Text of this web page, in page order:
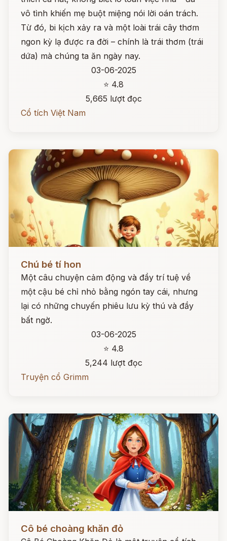
vô tình khiến mẹ buột miệng nói lời oán trách.
Từ đó, bi kịch xảy ra và một loài trái cây thơm
ngon kỳ lạ được ra đời – chính là trái thơm (trái
dứa) mà chúng ta ăn ngày nay.
03-06-2025
⭐ 4.8
5,665 lượt đọc
Cổ tích Việt Nam
Chú bé tí hon
Một câu chuyện cảm động và đầy trí tuệ về
một cậu bé chỉ nhỏ bằng ngón tay cái, nhưng
lại có những chuyến phiêu lưu kỳ thú và đầy
bất ngờ.
03-06-2025
⭐ 4.8
5,244 lượt đọc
Truyện cổ Grimm
Cô bé choàng khăn đỏ